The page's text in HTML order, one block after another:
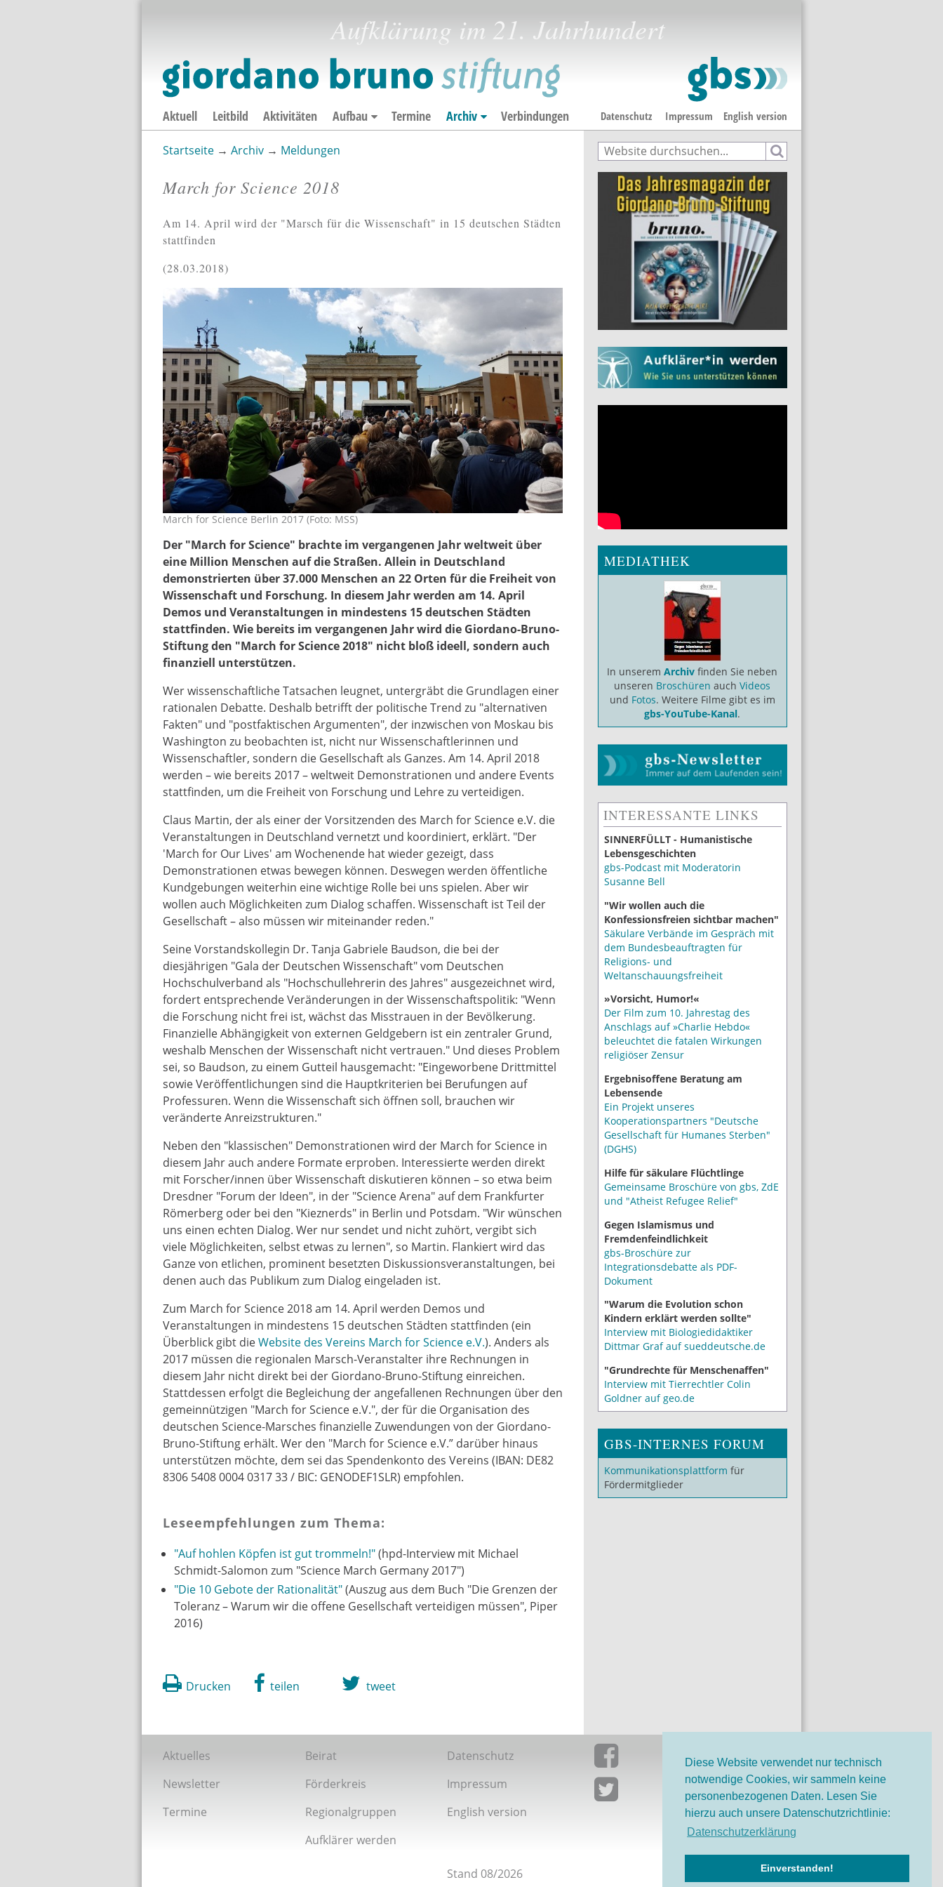
Diese Website verwendet nur technisch
notwendige Cookies, wir sammeln keine
personenbezogenen Daten. Lesen Sie
hierzu auch unsere Datenschutzrichtlinie:
Datenschutzerklärung
Einverstanden!
Aufklärung im 21. Jahrhundert
English version
Aktuell Leitbild Aktivitäten Aufbau Termine Archiv Verbindungen Datenschutz Impressum
Startseite→ Archiv→ Meldungen
March for Science 2018
Am 14. April wird der "Marsch für die Wissenschaft" in 15 deutschen Städten
stattfinden
28.03.2018
marchforscience_berlin_mss.jpg
March for Science Berlin 2017 (Foto: MSS)
Der "March for Science" brachte im vergangenen Jahr weltweit über
eine Million Menschen auf die Straßen. Allein in Deutschland
demonstrierten über 37.000 Menschen an 22 Orten für die Freiheit von
Wissenschaft und Forschung. In diesem Jahr werden am 14. April
Demos und Veranstaltungen in mindestens 15 deutschen Städten
stattfinden. Wie bereits im vergangenen Jahr wird die Giordano-Bruno-
Stiftung den "March for Science 2018" nicht bloß ideell, sondern auch
finanziell unterstützen.
Wer wissenschaftliche Tatsachen leugnet, untergräbt die Grundlagen einer
rationalen Debatte. Deshalb betrifft der politische Trend zu "alternativen
Fakten" und "postfaktischen Argumenten", der inzwischen von Moskau bis
Washington zu beobachten ist, nicht nur Wissenschaftlerinnen und
Wissenschaftler, sondern die Gesellschaft als Ganzes. Am 14. April 2018
werden – wie bereits 2017 – weltweit Demonstrationen und andere Events
stattfinden, um die Freiheit von Forschung und Lehre zu verteidigen.
Claus Martin, der als einer der Vorsitzenden des March for Science e.V. die
Veranstaltungen in Deutschland vernetzt und koordiniert, erklärt. "Der
'March for Our Lives' am Wochenende hat wieder gezeigt, dass
Demonstrationen etwas bewegen können. Deswegen werden öffentliche
Kundgebungen weiterhin eine wichtige Rolle bei uns spielen. Aber wir
wollen auch Möglichkeiten zum Dialog schaffen. Wissenschaft ist Teil der
Gesellschaft – also müssen wir miteinander reden."
Seine Vorstandskollegin Dr. Tanja Gabriele Baudson, die bei der
diesjährigen "Gala der Deutschen Wissenschaft" vom Deutschen
Hochschulverband als "Hochschullehrerin des Jahres" ausgezeichnet wird,
fordert entsprechende Veränderungen in der Wissenschaftspolitik: "Wenn
die Forschung nicht frei ist, wächst das Misstrauen in der Bevölkerung.
Finanzielle Abhängigkeit von externen Geldgebern ist ein zentraler Grund,
weshalb Menschen der Wissenschaft nicht vertrauen." Und dieses Problem
sei, so Baudson, zu einem Gutteil hausgemacht: "Eingeworbene Drittmittel
sowie Veröffentlichungen sind die Hauptkriterien bei Berufungen auf
Professuren. Wenn die Wissenschaft sich öffnen soll, brauchen wir
veränderte Anreizstrukturen."
Neben den "klassischen" Demonstrationen wird der March for Science in
diesem Jahr auch andere Formate erproben. Interessierte werden direkt
mit Forscher/innen über Wissenschaft diskutieren können – so etwa beim
Dresdner "Forum der Ideen", in der "Science Arena" auf dem Frankfurter
Römerberg oder bei den "Kieznerds" in Berlin und Potsdam. "Wir wünschen
uns einen echten Dialog. Wer nur sendet und nicht zuhört, vergibt sich
viele Möglichkeiten, selbst etwas zu lernen", so Martin. Flankiert wird das
Ganze von etlichen, prominent besetzten Diskussionsveranstaltungen, bei
denen auch das Publikum zum Dialog eingeladen ist.
Zum March for Science 2018 am 14. April werden Demos und
Veranstaltungen in mindestens 15 deutschen Städten stattfinden (ein
Überblick gibt dieWebsite des Vereins March for Science e.V.). Anders als
2017 müssen die regionalen Marsch-Veranstalter ihre Rechnungen in
diesem Jahr nicht direkt bei der Giordano-Bruno-Stiftung einreichen.
Stattdessen erfolgt die Begleichung der angefallenen Rechnungen über den
gemeinnützigen "March for Science e.V.", der für die Organisation des
deutschen Science-Marsches finanzielle Zuwendungen von der Giordano-
Bruno-Stiftung erhält. Wer den "March for Science e.V.” darüber hinaus
unterstützen möchte, dem sei das Spendenkonto des Vereins (IBAN: DE82
8306 5408 0004 0317 33 / BIC: GENODEF1SLR) empfohlen.
Leseempfehlungen zum Thema:
"Auf hohlen Köpfen ist gut trommeln!"(hpd-Interview mit Michael
Schmidt-Salomon zum "Science March Germany 2017")
"Die 10 Gebote der Rationalität"(Auszug aus dem Buch "Die Grenzen der
Toleranz – Warum wir die offene Gesellschaft verteidigen müssen", Piper
2016)
Drucken teilen tweet
Suchformular
Suche
MEDIATHEK
In unseremArchiv finden Sie neben
unseren Broschüren auch Videos
und Fotos. Weitere Filme gibt es im
gbs-YouTube-Kanal.
INTERESSANTE LINKS
SINNERFÜLLT - Humanistische
Lebensgeschichten
gbs-Podcast mit Moderatorin
Susanne Bell
"Wir wollen auch die
Konfessionsfreien sichtbar machen"
Säkulare Verbände im Gespräch mit
dem Bundesbeauftragten für
Religions- und
Weltanschauungsfreiheit
»Vorsicht, Humor!«
Der Film zum 10. Jahrestag des
Anschlags auf »Charlie Hebdo«
beleuchtet die fatalen Wirkungen
religiöser Zensur
Ergebnisoffene Beratung am
Lebensende
Ein Projekt unseres
Kooperationspartners "Deutsche
Gesellschaft für Humanes Sterben"
(DGHS)
Hilfe für säkulare Flüchtlinge
Gemeinsame Broschüre von gbs, ZdE
und "Atheist Refugee Relief"
Gegen Islamismus und
Fremdenfeindlichkeit
gbs-Broschüre zur
Integrationsdebatte als PDF-
Dokument
"Warum die Evolution schon
Kindern erklärt werden sollte"
Interview mit Biologiedidaktiker
Dittmar Graf auf sueddeutsche.de
"Grundrechte für Menschenaffen"
Interview mit Tierrechtler Colin
Goldner auf geo.de
GBS-INTERNES FORUM
Kommunikationsplattform für
Fördermitglieder
Giordano-Bruno-Stiftung auf
Facebook
Giordano-Bruno-Stiftung bei
Aktuelles
Newsletter
Termine
Beirat
Förderkreis
Regionalgruppen
Aufklärer werden
Datenschutz
Impressum
English version
Stand 08/2026